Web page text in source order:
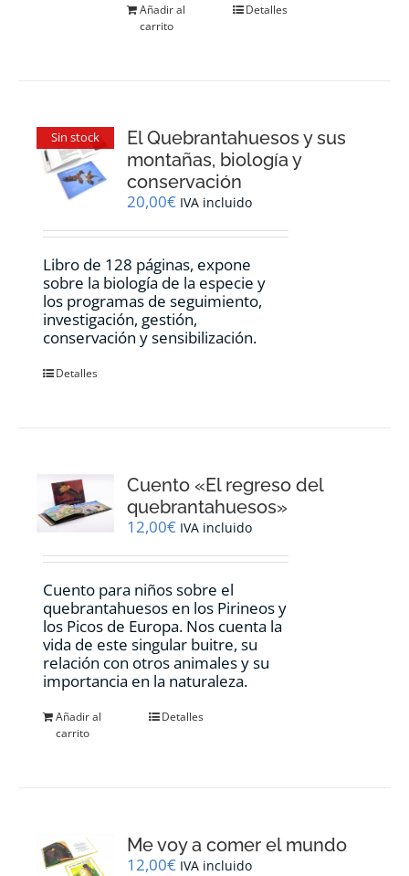
Añadir al
carrito
Detalles
Sin stock
El Quebrantahuesos y sus
montañas, biología y
conservación
20,00€ IVA incluido
Libro de 128 páginas, expone
sobre la biología de la especie y
los programas de seguimiento,
investigación, gestión,
conservación y sensibilización.
Detalles
Cuento «El regreso del
quebrantahuesos»
12,00€ IVA incluido
Cuento para niños sobre el
quebrantahuesos en los Pirineos y
los Picos de Europa. Nos cuenta la
vida de este singular buitre, su
relación con otros animales y su
importancia en la naturaleza.
Añadir al
carrito
Detalles
Me voy a comer el mundo
12,00€ IVA incluido